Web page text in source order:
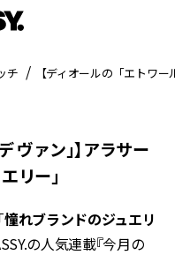
チ 【ディオールの「エトワ
ヴァン」】アラサー
リー」
憧れブランドのジュエリ
の人気連載『今月の